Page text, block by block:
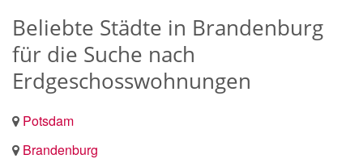
Beliebte Städte in Brandenburg
für die Suche nach
Erdgeschosswohnungen
Potsdam
Brandenburg